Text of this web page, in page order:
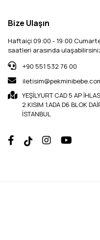
Bize Ulaşın
Haftaiçi 09:00 - 19:00
saatleri arasında
+90 551 532 76 00
YEŞİLYURT CAD 5 AP
2.KISIM 1.ADA D6 BLOK
İSTANBUL